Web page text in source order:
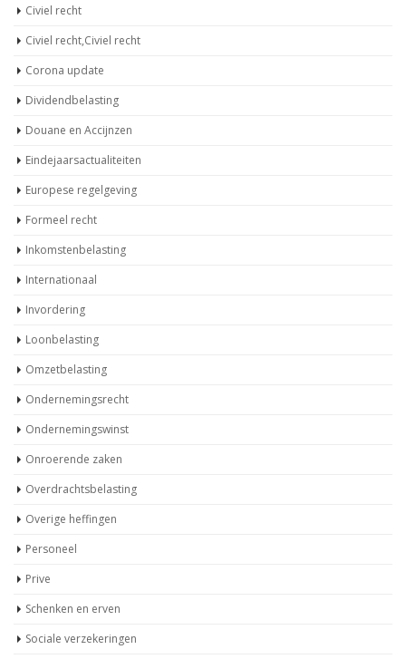
Civiel recht
Civiel recht,Civiel recht
Corona update
Dividendbelasting
Douane en Accijnzen
Eindejaarsactualiteiten
Europese regelgeving
Formeel recht
Inkomstenbelasting
Internationaal
Invordering
Loonbelasting
Omzetbelasting
Ondernemingsrecht
Ondernemingswinst
Onroerende zaken
Overdrachtsbelasting
Overige heffingen
Personeel
Prive
Schenken en erven
Sociale verzekeringen